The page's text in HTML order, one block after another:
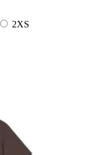
2XS